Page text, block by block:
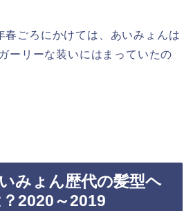
ごろにかけては、あいみょんは
ーリーな装いにはまっていたの
いみょん歴代の髪型ヘ
2020～2019